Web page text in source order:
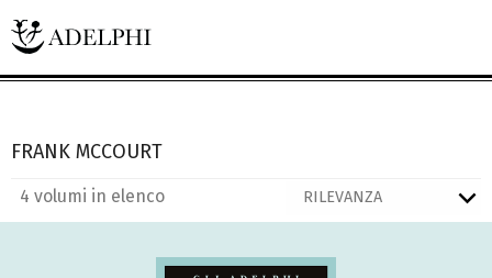
FRANK MCCOURT
4 volumi in elenco